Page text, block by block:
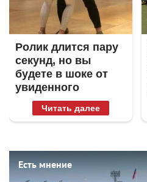
Ролик длится пару
секунд, но вы
будете в шоке от
увиденного
Читать далее
Есть мнение